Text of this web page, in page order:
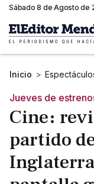
Sábado 8 de Agosto de
Inicio >
Jueves de
Cine:
partido